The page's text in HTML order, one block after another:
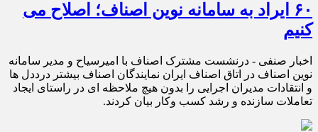
۶٠ ایراد به سامانه نوین اصناف؛ اصلاح می
کنیم
اخبار صنفی - درنشست مشترک اصناف با امیرسیاح و مدیر سامانه
نوین اصناف در اتاق اصناف ایران نمایندگان اصناف بیشتر درددل ها
و انتقادات مدیران اجرایی را بدون هیچ ملاحظه ای در راستای ایجاد
تعاملات سازنده و رشد کسب وکار بیان کردند.